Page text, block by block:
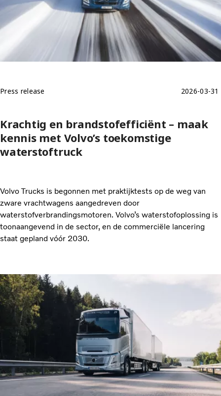
Press release 2026-03-31
Krachtig en brandstofefficiënt – maak
kennis met Volvo’s toekomstige
waterstoftruck
Volvo Trucks is begonnen met praktijktests op de weg van
zware vrachtwagens aangedreven door
waterstofverbrandingsmotoren. Volvo’s waterstofoplossing is
toonaangevend in de sector, en de commerciële lancering
staat gepland vóór 2030.